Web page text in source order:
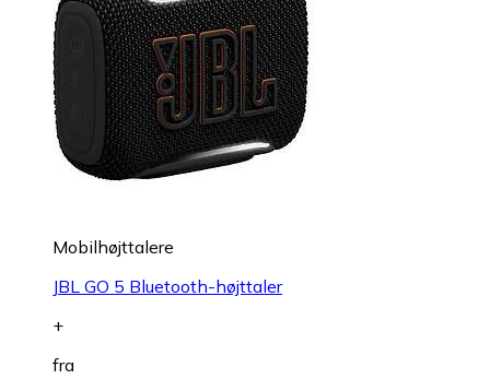
Mobilhøjttalere
JBL GO 5 Bluetooth-højttaler
+
fra